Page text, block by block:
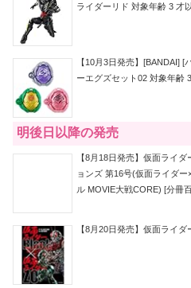
ライダーリド 対象年齢 3 才
【10月3日発売】[BANDAI]
ーエグズセット02 対象年齢
明後日以降の発売
【8月18日発売】仮面ライ
ョンズ 第16号(仮面ライダ
ル MOVIE大戦CORE) [分冊
【8月20日発売】仮面ライ